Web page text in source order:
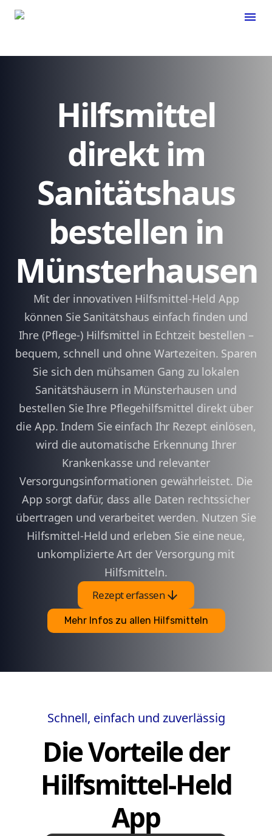
menu
Hilfsmittel
direkt im
Sanitätshaus
bestellen in
Münsterhausen
Mit der innovativen Hilfsmittel-Held App
können Sie Sanitätshaus einfach finden und
Ihre (Pflege-) Hilfsmittel in Echtzeit bestellen –
bequem, schnell und ohne Wartezeiten. Sparen
Sie sich den mühsamen Gang zu lokalen
Sanitätshäusern in Münsterhausen und
bestellen Sie Ihre Pflegehilfsmittel direkt über
die App. Indem Sie einfach Ihr Rezept einlösen,
wird die automatische Erkennung Ihrer
Krankenkasse und relevanter
Versorgungsinformationen gewährleistet. Die
App sorgt dafür, dass alle Daten rechtssicher
übertragen und verarbeitet werden. Nutzen Sie
Hilfsmittel-Held und erleben Sie eine neue,
unkomplizierte Art der Versorgung mit
Hilfsmitteln.
Rezept erfassenarrow_downward
Mehr Infos zu allen Hilfsmitteln
Schnell, einfach und zuverlässig
Die Vorteile der
Hilfsmittel-Held
App